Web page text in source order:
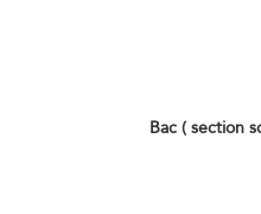
Bac ( section